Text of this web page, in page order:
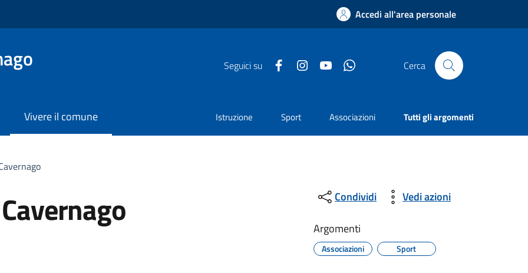
Accedi all'area personale
Seguici su Facebook InstagramYouTube Cerca
Vivere il comune Istruzione Sport Associazioni Tutti gli argomenti
Condividi
Vedi azioni
Argomenti
Associazioni Sport